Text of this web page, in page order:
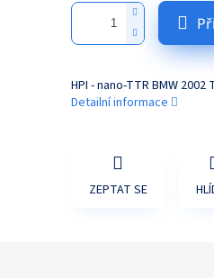
HPI - nano-TTR BMW
Detailní informace
ZEPTAT SE